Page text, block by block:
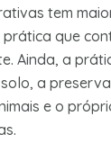
tem
que
Ainda, a
a
e o